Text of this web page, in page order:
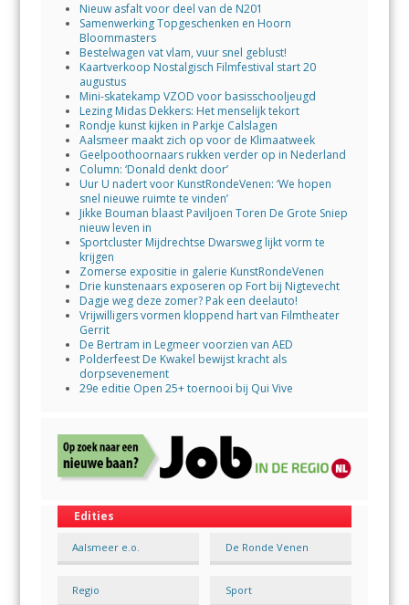
Nieuw asfalt voor deel van de N201
Samenwerking Topgeschenken en Hoorn
Bloommasters
Bestelwagen vat vlam, vuur snel geblust!
Kaartverkoop Nostalgisch Filmfestival start 20
augustus
Mini-skatekamp VZOD voor basisschooljeugd
Lezing Midas Dekkers: Het menselijk tekort
Rondje kunst kijken in Parkje Calslagen
Aalsmeer maakt zich op voor de Klimaatweek
Geelpoothoornaars rukken verder op in Nederland
Column: ‘Donald denkt door’
Uur U nadert voor KunstRondeVenen: ‘We hopen
snel nieuwe ruimte te vinden’
Jikke Bouman blaast Paviljoen Toren De Grote Sniep
nieuw leven in
Sportcluster Mijdrechtse Dwarsweg lijkt vorm te
krijgen
Zomerse expositie in galerie KunstRondeVenen
Drie kunstenaars exposeren op Fort bij Nigtevecht
Dagje weg deze zomer? Pak een deelauto!
Vrijwilligers vormen kloppend hart van Filmtheater
Gerrit
De Bertram in Legmeer voorzien van AED
Polderfeest De Kwakel bewijst kracht als
dorpsevenement
29e editie Open 25+ toernooi bij Qui Vive
Edities
Aalsmeer e.o. De Ronde Venen
Regio Sport